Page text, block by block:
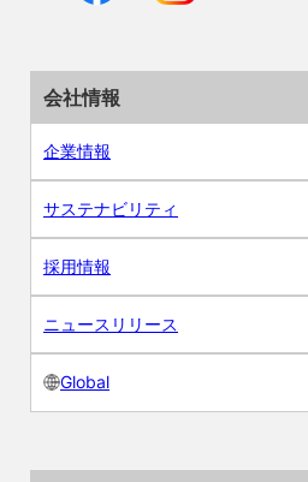
会社情報
企業情報
サステナビリティ
採用情報
ニュースリリース
Global